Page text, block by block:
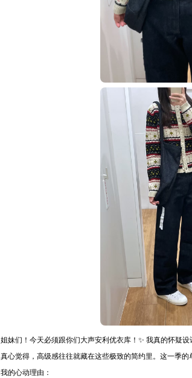
姐妹们！今天必须跟你们大声安利优衣库！✨ 我真的怀疑
真心觉得，高级感往往就藏在这些极致的简约里。这一季
我的心动理由：